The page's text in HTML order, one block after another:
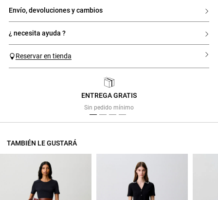
envío, devoluciones y cambios
¿ necesita ayuda ?
Reservar en tienda
ENTREGA GRATIS
Sin pedido mínimo
TAMBIÉN LE GUSTARÁ